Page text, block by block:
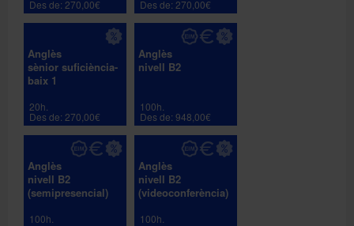
Des de: 270,00€ Des de: 270,00€
Anglès
sènior suficiència-
baix 1
20h.
Des de: 270,00€
Anglès
nivell B2
100h.
Des de: 948,00€
Anglès
nivell B2
(semipresencial)
100h.
Anglès
nivell B2
(videoconferència)
100h.